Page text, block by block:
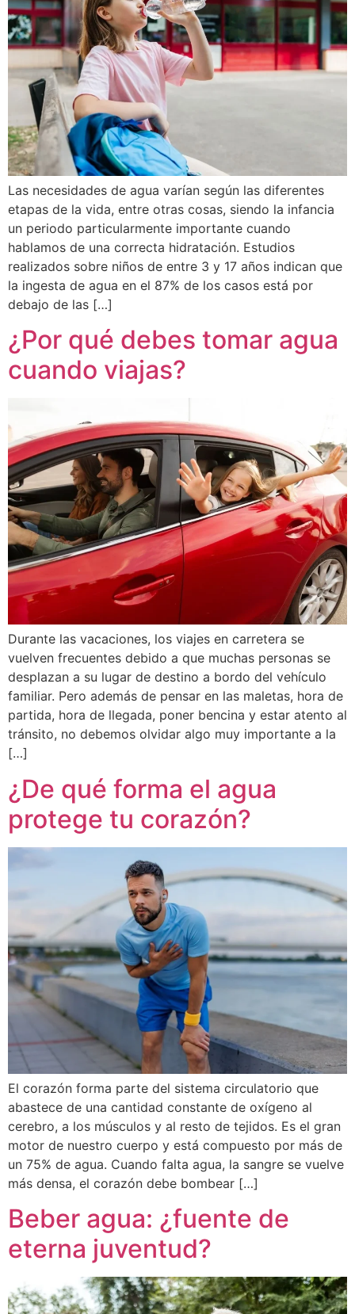
Las necesidades de agua varían según las diferentes
etapas de la vida, entre otras cosas, siendo la infancia
un periodo particularmente importante cuando
hablamos de una correcta hidratación. Estudios
realizados sobre niños de entre 3 y 17 años indican que
la ingesta de agua en el 87% de los casos está por
debajo de las […]
¿Por qué debes tomar agua
cuando viajas?
Durante las vacaciones, los viajes en carretera se
vuelven frecuentes debido a que muchas personas se
desplazan a su lugar de destino a bordo del vehículo
familiar. Pero además de pensar en las maletas, hora de
partida, hora de llegada, poner bencina y estar atento al
tránsito, no debemos olvidar algo muy importante a la
[…]
¿De qué forma el agua
protege tu corazón?
El corazón forma parte del sistema circulatorio que
abastece de una cantidad constante de oxígeno al
cerebro, a los músculos y al resto de tejidos. Es el gran
motor de nuestro cuerpo y está compuesto por más de
un 75% de agua. Cuando falta agua, la sangre se vuelve
más densa, el corazón debe bombear […]
Beber agua: ¿fuente de
eterna juventud?